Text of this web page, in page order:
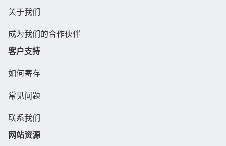
关于我们
成为我们的合作伙伴
客户支持
如何寄存
常见问题
联系我们
网站资源